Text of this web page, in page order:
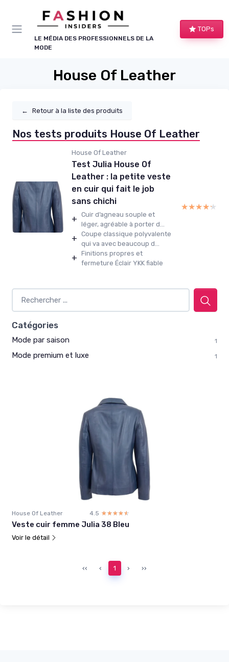
LE MÉDIA DES PROFESSIONNELS DE LA
MODE
TOPs
House Of Leather
← Retour à la liste des produits
Nos tests produits House Of Leather
House Of Leather
Test Julia House Of
Leather : la petite veste
en cuir qui fait le job
sans chichi
+ Cuir d’agneau souple et
léger, agréable à porter d...
+ Coupe classique polyvalente
qui va avec beaucoup d...
+ Finitions propres et
fermeture Éclair YKK fiable
★★★★★
★★★★★
Catégories
Mode par saison 1
Mode premium et luxe 1
House Of Leather 4.5 ☆☆☆☆☆
★★★★★
Veste cuir femme Julia 38 Bleu
Voir le détail
‹‹ ‹ 1 › ››